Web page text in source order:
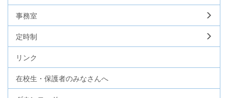
事務室
定時制
リンク
在校生・保護者のみなさんへ